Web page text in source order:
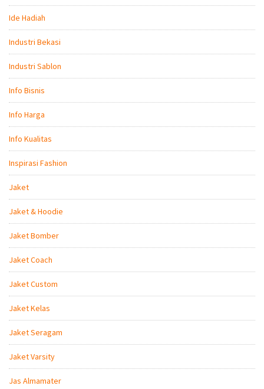
Ide Hadiah
Industri Bekasi
Industri Sablon
Info Bisnis
Info Harga
Info Kualitas
Inspirasi Fashion
Jaket
Jaket & Hoodie
Jaket Bomber
Jaket Coach
Jaket Custom
Jaket Kelas
Jaket Seragam
Jaket Varsity
Jas Almamater